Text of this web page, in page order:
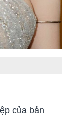
của bản